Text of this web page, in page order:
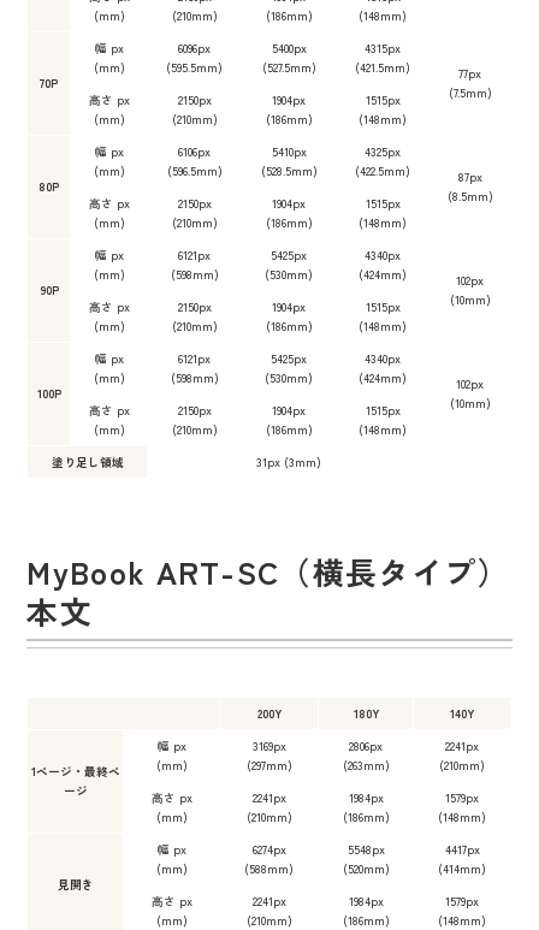
(mm)
(210mm)
(186mm)
(148mm)
70P
幅 px
(mm)
6096px
(595.5mm)
5400px
(527.5mm)
4315px
(421.5mm)
77px
(7.5mm)
高さ px
(mm)
2150px
(210mm)
1904px
(186mm)
1515px
(148mm)
80P
幅 px
(mm)
6106px
(596.5mm)
5410px
(528.5mm)
4325px
(422.5mm)
87px
(8.5mm)
高さ px
(mm)
2150px
(210mm)
1904px
(186mm)
1515px
(148mm)
90P
幅 px
(mm)
6121px
(598mm)
5425px
(530mm)
4340px
(424mm)
102px
(10mm)
高さ px
(mm)
2150px
(210mm)
1904px
(186mm)
1515px
(148mm)
100P
幅 px
(mm)
6121px
(598mm)
5425px
(530mm)
4340px
(424mm)
102px
(10mm)
高さ px
(mm)
2150px
(210mm)
1904px
(186mm)
1515px
(148mm)
塗り足し領域
31px (3mm)
MyBook ART-SC（横長タイプ）
本文
200Y 180Y 140Y
1ページ・最終ペ
ージ
幅 px
(mm)
3169px
(297mm)
2806px
(263mm)
2241px
(210mm)
高さ px
(mm)
2241px
(210mm)
1984px
(186mm)
1579px
(148mm)
見開き
幅 px
(mm)
6274px
(588mm)
5548px
(520mm)
4417px
(414mm)
高さ px
(mm)
2241px
(210mm)
1984px
(186mm)
1579px
(148mm)